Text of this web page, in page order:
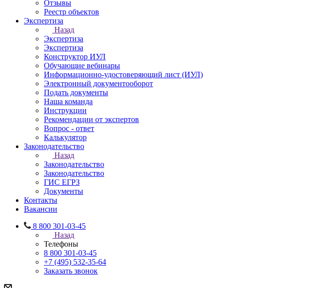
Отзывы
Реестр объектов
Экспертиза
Назад
Экспертиза
Экспертиза
Конструктор ИУЛ
Обучающие вебинары
Информационно-удостоверяющий лист (ИУЛ)
Электронный документооборот
Подать документы
Наша команда
Инструкции
Рекомендации от экспертов
Вопрос - ответ
Калькулятор
Законодательство
Назад
Законодательство
Законодательство
ГИС ЕГРЗ
Документы
Контакты
Вакансии
8 800 301-03-45
Назад
Телефоны
8 800 301-03-45
+7 (495) 532-35-64
Заказать звонок